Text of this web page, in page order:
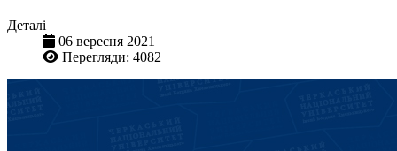
Деталі
06 вересня 2021
Перегляди: 4082